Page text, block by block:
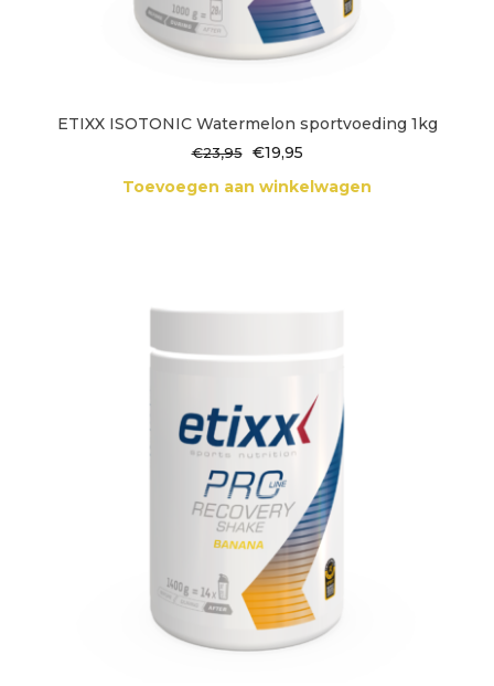
ETIXX ISOTONIC Watermelon sportvoeding 1kg
€23,95
Oorspronkelijke
was:
€19,95Huidige
is:
Toevoegen aan winkelwagen